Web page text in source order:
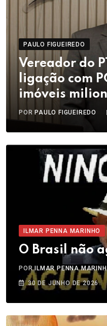
PAULO FIGUEIREDO
Vereador do
ligação com
imóveis
POR PAULO FIGUEIREDO
ILMAR PENNA MARINHO
O Brasil não
PORILMAR PENNA
30 DE JUNHO DE 2026